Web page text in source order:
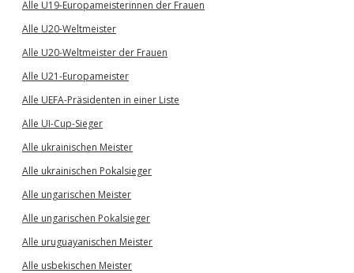
Alle U19-Europameisterinnen der Frauen
Alle U20-Weltmeister
Alle U20-Weltmeister der Frauen
Alle U21-Europameister
Alle UEFA-Präsidenten in einer Liste
Alle UI-Cup-Sieger
Alle ukrainischen Meister
Alle ukrainischen Pokalsieger
Alle ungarischen Meister
Alle ungarischen Pokalsieger
Alle uruguayanischen Meister
Alle usbekischen Meister